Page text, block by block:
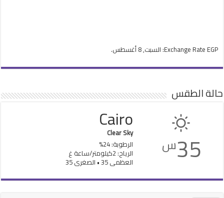
Exchange Rate EGP : السبت, 8 أغسطس.
حالة الطقس
35س
Cairo
Clear Sky
الرطوبة: 24%
الرياح: 2كيلومتر/ساعة غ
العظمى 35 • الصغرى 35